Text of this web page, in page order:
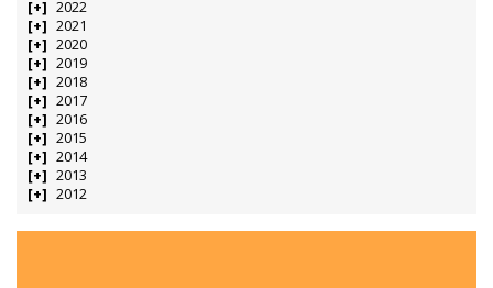
2022
2021
2020
2019
2018
2017
2016
2015
2014
2013
2012